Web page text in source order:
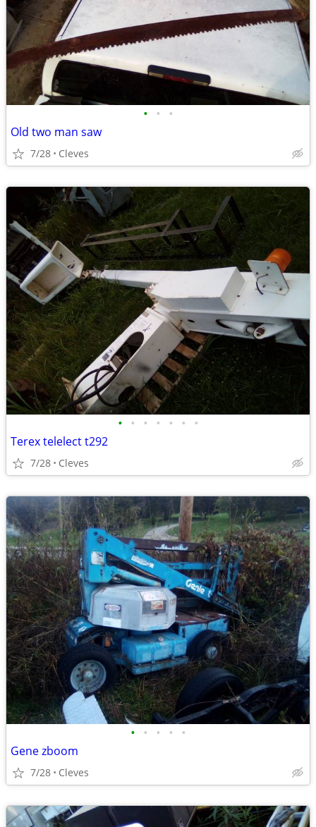
• • •
Old two man saw
7/28 Cleves
• • • • • • •
Terex telelect t292
7/28 Cleves
• • • • •
Gene zboom
7/28 Cleves